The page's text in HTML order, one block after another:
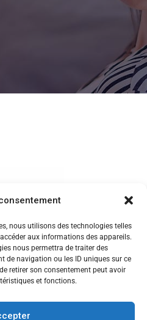
nous utilisons des technologies telles
aux informations des appareils.
nous permettra de traiter des
de navigation ou les ID uniques sur ce
retirer son consentement peut avoir
et fonctions.